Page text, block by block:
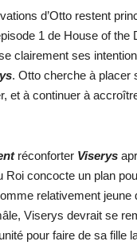
d’Otto restent
1 de House of the
clairement ses
. Otto cherche à placer
et à continuer à
réconforter Viserys
Roi concocte un plan
relativement jeune
Viserys devrait se
pour faire de sa fille